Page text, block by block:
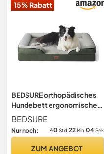
15% Rabatt
BEDSURE orthopädisches
Hundebett ergonomisches
Hundesofa, 89x63cm
BEDSURE
Nur noch: 40 Std 22 Min 03Sek
ZUM ANGEBOT